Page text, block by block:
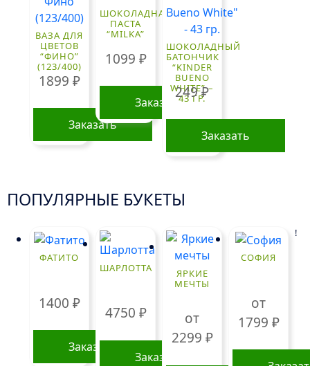
ВАЗА ДЛЯ
ЦВЕТОВ
“ФИНО”
(123/400)
1899 ₽
Заказать
ШОКОЛАДНАЯ
ПАСТА
“MILKA”
1099 ₽
Заказать
ШОКОЛАДНЫЙ
БАТОНЧИК
“KINDER
BUENO
WHITE” –
43 ГР.
249₽
Заказать
ПОПУЛЯРНЫЕ БУКЕТЫ
ФАТИТО
1400 ₽
Заказать
ШАРЛОТТА
4750 ₽
Заказать
ЯРКИЕ
МЕЧТЫ
от
2299 ₽
СОФИЯ
от
1799 ₽
!